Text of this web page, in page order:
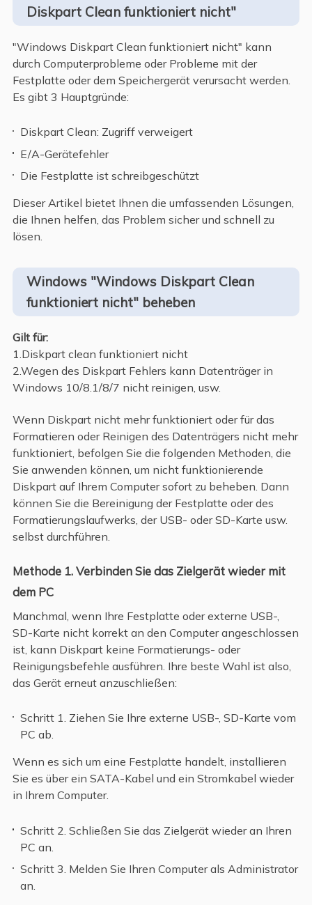
Diskpart Clean funktioniert nicht"
"Windows Diskpart Clean funktioniert nicht" kann
durch Computerprobleme oder Probleme mit der
Festplatte oder dem Speichergerät verursacht werden.
Es gibt 3 Hauptgründe:
Diskpart Clean: Zugriff verweigert
E/A-Gerätefehler
Die Festplatte ist schreibgeschützt
Dieser Artikel bietet Ihnen die umfassenden Lösungen,
die Ihnen helfen, das Problem sicher und schnell zu
lösen.
Windows "Windows Diskpart Clean
funktioniert nicht" beheben
Gilt für:
1.Diskpart clean funktioniert nicht
2.Wegen des Diskpart Fehlers kann Datenträger in
Windows 10/8.1/8/7 nicht reinigen, usw.
Wenn Diskpart nicht mehr funktioniert oder für das
Formatieren oder Reinigen des Datenträgers nicht mehr
funktioniert, befolgen Sie die folgenden Methoden, die
Sie anwenden können, um nicht funktionierende
Diskpart auf Ihrem Computer sofort zu beheben. Dann
können Sie die Bereinigung der Festplatte oder des
Formatierungslaufwerks, der USB- oder SD-Karte usw.
selbst durchführen.
Methode 1. Verbinden Sie das Zielgerät wieder mit
dem PC
Manchmal, wenn Ihre Festplatte oder externe USB-,
SD-Karte nicht korrekt an den Computer angeschlossen
ist, kann Diskpart keine Formatierungs- oder
Reinigungsbefehle ausführen. Ihre beste Wahl ist also,
das Gerät erneut anzuschließen:
Schritt 1. Ziehen Sie Ihre externe USB-, SD-Karte vom
PC ab.
Wenn es sich um eine Festplatte handelt, installieren
Sie es über ein SATA-Kabel und ein Stromkabel wieder
in Ihrem Computer.
Schritt 2. Schließen Sie das Zielgerät wieder an Ihren
PC an.
Schritt 3. Melden Sie Ihren Computer als Administrator
an.